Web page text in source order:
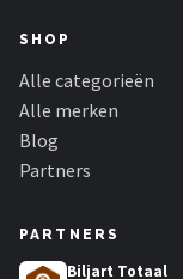
SHOP
Alle categorieën
Alle merken
Blog
Partners
PARTNERS
Biljart Totaal